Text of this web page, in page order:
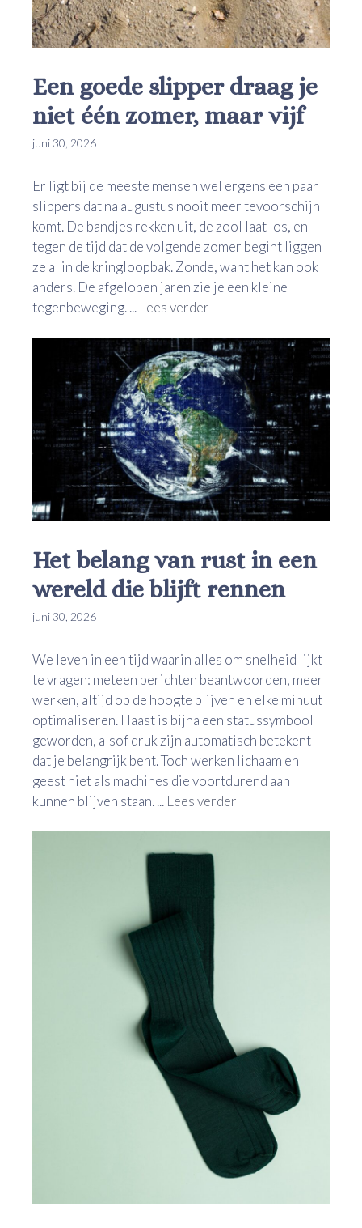
Een goede slipper draag je
niet één zomer, maar vijf
juni 30, 2026
Er ligt bij de meeste mensen wel ergens een paar
slippers dat na augustus nooit meer tevoorschijn
komt. De bandjes rekken uit, de zool laat los, en
tegen de tijd dat de volgende zomer begint liggen
ze al in de kringloopbak. Zonde, want het kan ook
anders. De afgelopen jaren zie je een kleine
tegenbeweging. ... Lees verder
Het belang van rust in een
wereld die blijft rennen
juni 30, 2026
We leven in een tijd waarin alles om snelheid lijkt
te vragen: meteen berichten beantwoorden, meer
werken, altijd op de hoogte blijven en elke minuut
optimaliseren. Haast is bijna een statussymbool
geworden, alsof druk zijn automatisch betekent
dat je belangrijk bent. Toch werken lichaam en
geest niet als machines die voortdurend aan
kunnen blijven staan. ... Lees verder